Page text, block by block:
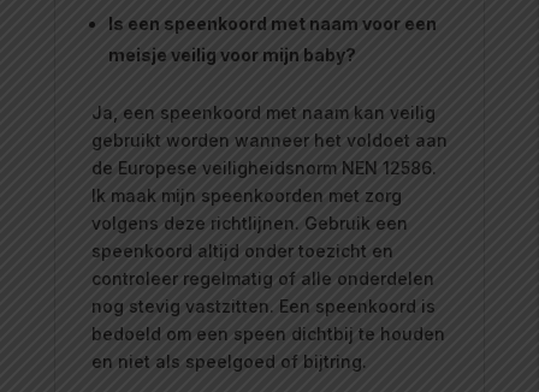
Is een speenkoord met naam voor een
meisje veilig voor mijn baby?
Ja, een speenkoord met naam kan veilig
gebruikt worden wanneer het voldoet aan
de Europese veiligheidsnorm NEN 12586.
Ik maak mijn speenkoorden met zorg
volgens deze richtlijnen. Gebruik een
speenkoord altijd onder toezicht en
controleer regelmatig of alle onderdelen
nog stevig vastzitten. Een speenkoord is
bedoeld om een speen dichtbij te houden
en niet als speelgoed of bijtring.